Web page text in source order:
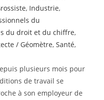
, Industrie,
du
du droit et du chiffre,
/ Géomètre,Santé,
plusieurs mois pour
de travail se
à son employeur de